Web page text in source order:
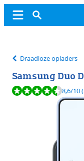
Draadloze opladers
Samsung Duo
Beoordeling is 8,6 van
8,6/10